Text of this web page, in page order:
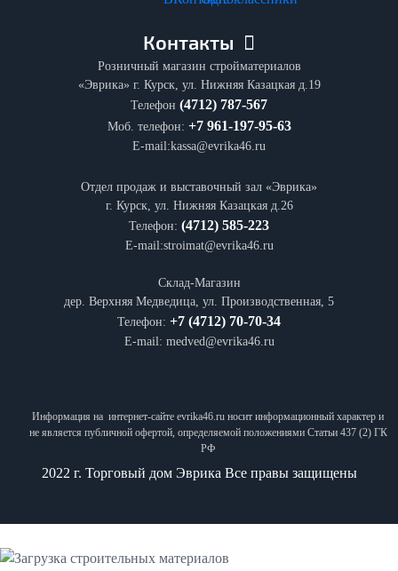
Контакты
Розничный магазин стройматериалов
«Эврика» г. Курск, ул. Нижняя Казацкая д.19
Телефон (4712) 787-567
Моб. телефон: +7 961-197-95-63
E-mail:kassa@evrika46.ru
Отдел продаж и выставочный зал «Эврика»
г. Курск, ул. Нижняя Казацкая д.26
Телефон: (4712) 585-223
E-mail:stroimat@evrika46.ru
Склад-Магазин
дер. Верхняя Медведица, ул. Производственная, 5
Телефон: +7 (4712) 70-70-34
E-mail: medved@evrika46.ru
Информация на интернет-сайте evrika46.ru носит информационный характер и
не является публичной офертой, определяемой положениями Статьи 437 (2) ГК
РФ
2022 г. Торговый дом Эврика Все правы защищены